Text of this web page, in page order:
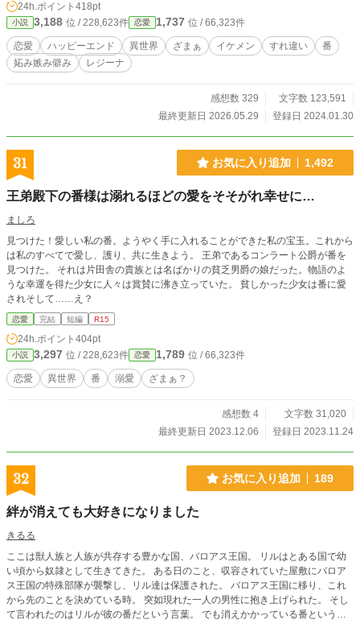
24h.ポイント 418pt
小説 3,188 位 / 228,623件 恋愛 1,737 位 / 66,323件
恋愛 ハッピーエンド 異世界 ざまぁ イケメン すれ違い
番
妬み嫉み僻み
レジーナ
感想数 329
文字数 123,591
最終更新日 2026.05.29
登録日 2024.01.30
31 お気に入り追加 1,492
王弟殿下の番様は溺れるほどの愛をそそがれ幸せに…
ましろ
見つけた！愛しい私の番。ようやく手に入れることができた私の宝玉。これから
は私のすべてで愛し、護り、共に生きよう。 王弟であるコンラート公爵が番を
見つけた。 それは片田舎の貴族とは名ばかりの貧乏男爵の娘だった。物語のよ
うな幸運を得た少女に人々は賞賛に沸き立っていた。 貧しかった少女は番に愛
されそして……え？
恋愛 完結 短編 R15
24h.ポイント 404pt
小説 3,297 位 / 228,623件 恋愛 1,789 位 / 66,323件
恋愛 異世界 番 溺愛 ざまぁ？
感想数 4
文字数 31,020
最終更新日 2023.12.06
登録日 2023.11.24
32 お気に入り追加 189
絆が消えても大好きになりました
きるる
ここは獣人族と人族が共存する豊かな国、バロアス王国。 リルはとある国で幼
い頃から奴隷として生きてきた。 ある日のこと、収容されていた屋敷にバロア
ス王国の特殊部隊が襲撃し、リル達は保護された。 バロアス王国に移り、これ
から先のことを決めている時。 突如現れた一人の男性に抱き上げられた。 そし
て言われたのはリルが彼の番だという言葉。 でも消えかかっている番という